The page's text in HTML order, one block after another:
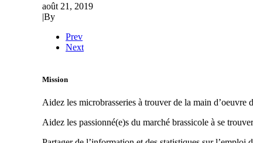
août 21, 2019
|By
Prev
Next
Mission
Aidez les microbrasseries à trouver de la main d’oeuvre
Aidez les passionné(e)s du marché brassicole à se